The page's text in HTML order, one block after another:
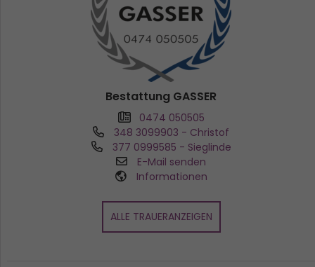
Bestattung GASSER
0474 050505
348 3099903 - Christof
377 0999585 - Sieglinde
E-Mail senden
Informationen
ALLE TRAUERANZEIGEN